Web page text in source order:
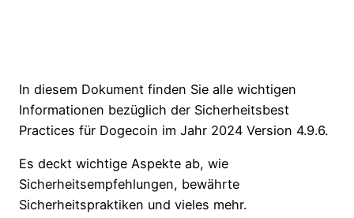
In diesem Dokument finden Sie alle wichtigen
Informationen bezüglich der Sicherheitsbest
Practices für Dogecoin im Jahr 2024 Version 4.9.6.
Es deckt wichtige Aspekte ab, wie
Sicherheitsempfehlungen, bewährte
Sicherheitspraktiken und vieles mehr.